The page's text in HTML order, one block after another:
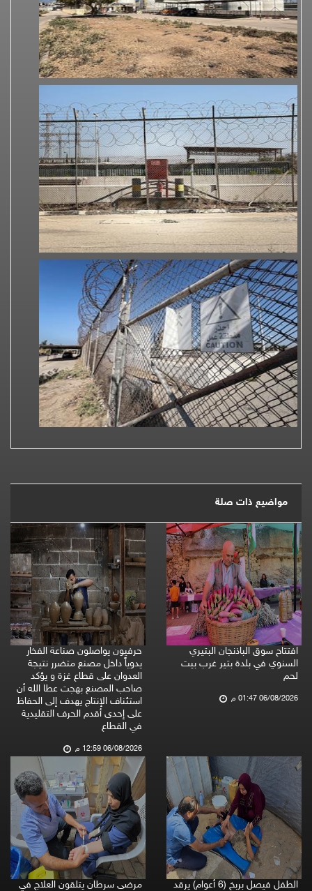
مواضيع ذات صلة
افتتاح سوق الباذنجان البتيري
السنوي في بلدة بتير غرب بيت
لحم
06/08/2026 01:47 م
حرفيون يواصلون صناعة الفخار
يدوياً داخل مصنع متضرر نتيجة
العدوان على قطاع غزة و يؤكد
صاحب المصنع بهجت عطا الله أن
استئناف الإنتاج يهدف إلى الحفاظ
على إحدى أقدم الحرف التقليدية
في القطاع
06/08/2026 12:59 م
الطفل فيصل بربخ (6 أعوام) يرقد مرضى سرطان يتلقون العلاج في